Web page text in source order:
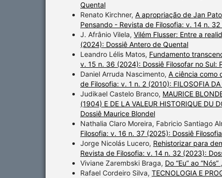
Quental
Renato Kirchner, A apropriação de Jan
Pensando - Revista de Filosofia: v. 14 n.
J. Afrânio Vilela, Vilém Flusser: Entre a
(2024): Dossiê Antero de Quental
Leandro Lélis Matos, Fundamento
v. 15 n. 36 (2024): Dossiê Filosofar no
Daniel Arruda Nascimento, A ciência como
de Filosofia: v. 1 n. 2 (2010): FILOSOFIA DA
Judikael Castelo Branco, MAURICE
(1904) E DE LA VALEUR HISTORIQUE DU
Dossiê Maurice Blondel
Nathalia Claro Moreira, Fabricio Santiago
Filosofia: v. 16 n. 37 (2025): Dossiê
Jorge Nicolás Lucero, Rehistorizar para
Revista de Filosofia: v. 14 n. 32 (2023):
Viviane Zarembski Braga, Do “Eu” ao “Nós” ,
Rafael Cordeiro Silva, TECNOLOGIA E